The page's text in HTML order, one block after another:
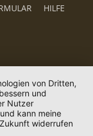
HILFE
von Dritten,
und
Nutzer
kann meine
widerrufen